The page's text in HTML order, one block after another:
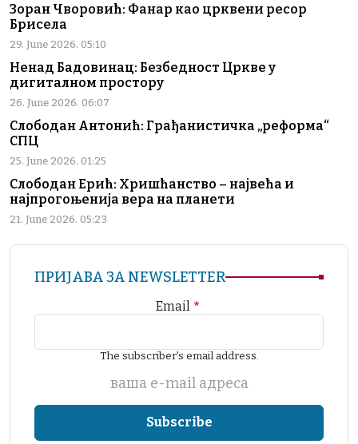
Зоран Чворовић: Фанар као црквени ресор
Брисела
29. June 2026. 05:10
Ненад Бадовинац: Безбедност Цркве у
дигиталном простору
26. June 2026. 06:07
Слободан Антонић: Грађанистичка „реформа“
СПЦ
25. June 2026. 01:25
Слободан Ерић: Хришћанство – највећа и
најпрогоњенија вера на планети
21. June 2026. 05:23
ПРИЈАВА ЗА NEWSLETTER
Email
The subscriber's email address.
ваша е-mail адреса